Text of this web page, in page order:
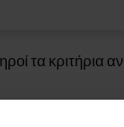
τα κριτήρια